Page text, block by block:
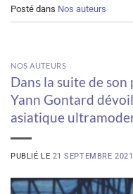
Posté dans Nos auteurs
NOS AUTEURS
Dans la suite de
Yann Gontard
asiatique
PUBLIÉ LE 21 SEPTEMBRE 2021